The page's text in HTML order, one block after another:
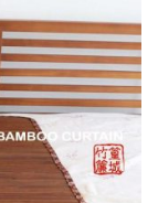
wishlist